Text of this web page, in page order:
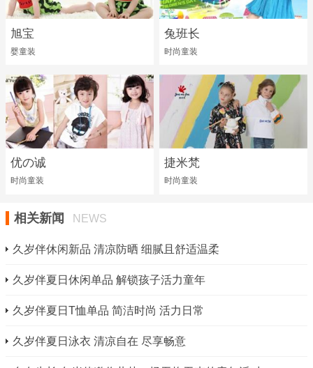
旭宝
婴童装
兔班长
时尚童装
优の诚
时尚童装
捷米梵
时尚童装
相关新闻 NEWS
久岁伴休闲新品 清凉防晒 细腻且舒适温柔
久岁伴夏日休闲单品 解锁孩子活力童年
久岁伴夏日T恤单品 简洁时尚 活力日常
久岁伴夏日泳衣 清凉自在 尽享畅意